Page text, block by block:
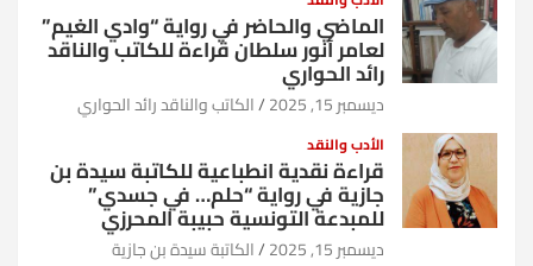
الماضي والحاضر في رواية “وادي الغيم”
لعامر أنور سلطان قراءة للكاتب والناقد
رائد الحواري
ديسمبر 15, 2025 الكاتب والناقد رائد الحواري
الأدب والنقد
قراءة نقدية انطباعية للكاتبة سيدة بن
جازية في رواية “حلم… في جسدي”
للمبدعة التونسية حبيبة المحرزي
ديسمبر 15, 2025 الكاتبة سيدة بن جازية